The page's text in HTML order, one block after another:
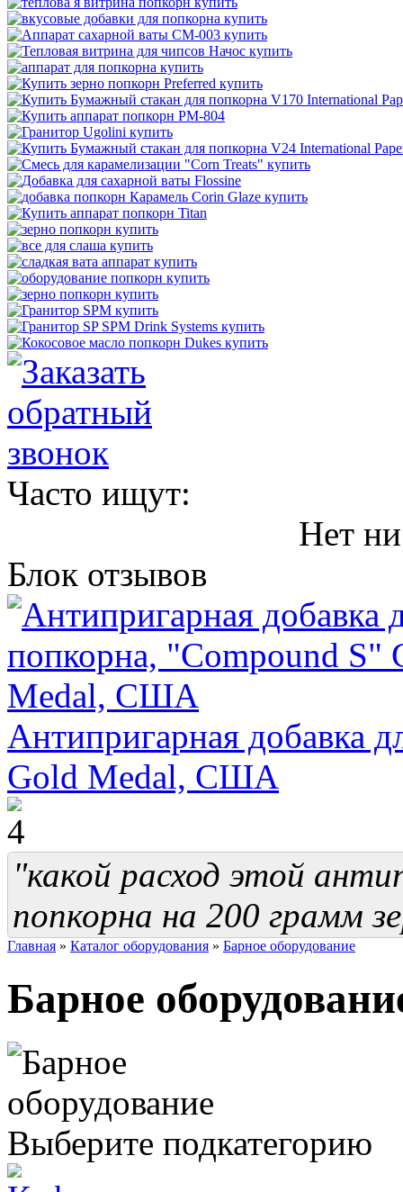
Часто ищут:
Нет
Блок отзывов
Антипригарная добавка
Gold Medal, США
"какой расход этой
попкорна на 200 грамм
Главная » Каталог оборудования » Барное оборудование
Барное
Выберите подкатегорию